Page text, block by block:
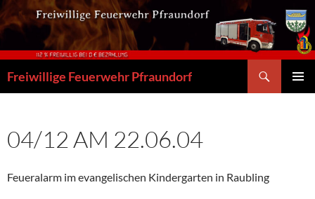
Zum
Inhalt
springen
Freiwillige Feuerwehr Pfraundorf
04/12 AM 22.06.04
Feueralarm im evangelischen Kindergarten in Raubling